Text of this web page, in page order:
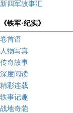
新四军故事汇
《铁军·纪实》
卷首语
人物写真
传奇故事
深度阅读
精彩连载
轶事记趣
战地奇葩